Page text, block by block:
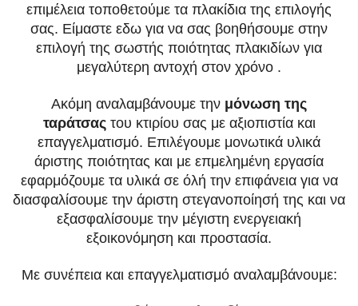
επιμέλεια τοποθετούμε τα πλακίδια της επιλογής
σας. Είμαστε εδω για να σας βοηθήσουμε στην
επιλογή της σωστής ποιότητας πλακιδίων για
μεγαλύτερη αντοχή στον χρόνο .
Ακόμη αναλαμβάνουμε την μόνωση της
ταράτσαςτου κτιρίου σας με αξιοπιστία και
επαγγελματισμό. Επιλέγουμε μονωτικά υλικά
άριστης ποιότητας και με επμελημένη εργασία
εφαρμόζουμε τα υλικά σε όλή την επιφάνεια για να
διασφαλίσουμε την άριστη στεγανοποίησή της και να
εξασφαλίσουμε την μέγιστη ενεργειακή
εξοικονόμηση και προστασία.
Με συνέπεια και επαγγελματισμό αναλαμβάνουμε: